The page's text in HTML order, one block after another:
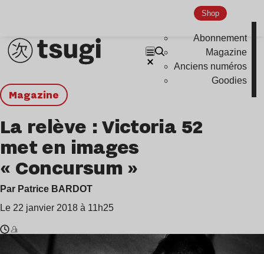
Shop
Abonnement
Magazine
Anciens numéros
Goodies
magazine
La relève : Victoria 52
met en images
« Concursum »
Par Patrice BARDOT
Le 22 janvier 2018 à 11h25